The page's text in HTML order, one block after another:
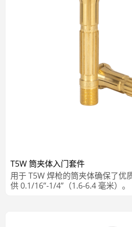
T5W 筒夹体入门套件
用于 T5W 焊枪的筒夹体确保了优
供 0.1/16”-1/4”（1.6-6.4 毫米）。